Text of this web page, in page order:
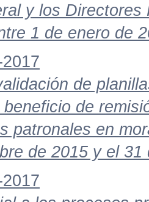
y los
1 de enero de
de
de
patronales en
de 2015 y el 31